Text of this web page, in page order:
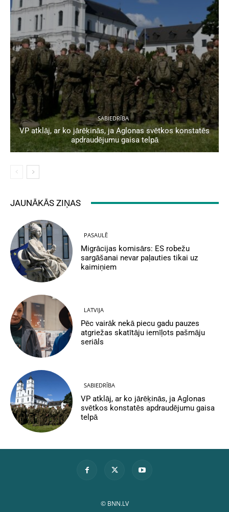
SABIEDRĪBA
VP atklāj, ar ko jārēķinās, ja Aglonas svētkos konstatēs
apdraudējumu gaisa telpā
JAUNĀKĀS ZIŅAS
PASAULĒ
Migrācijas komisārs: ES robežu
sargāšanai nevar paļauties tikai uz
kaimiņiem
LATVIJA
Pēc vairāk nekā piecu gadu pauzes
atgriežas skatītāju iemīļots pašmāju
seriāls
SABIEDRĪBA
VP atklāj, ar ko jārēķinās, ja Aglonas
svētkos konstatēs apdraudējumu gaisa
telpā
© BNN.LV